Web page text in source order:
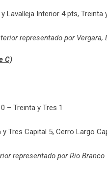
Lavalleja Interior 4 pts, Treinta
representado por
C)
– Treinta y Tres 1
y Tres Capital 5, Cerro Largo
representado por Rio Branco